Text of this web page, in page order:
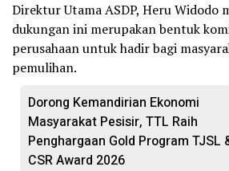
Direktur Utama ASDP, Heru Widodo
dukungan ini merupakan bentuk
perusahaan untuk hadir bagi
pemulihan.
Dorong Kemandirian Ekonomi
Masyarakat Pesisir, TTL Raih
Penghargaan Gold Program TJSL
CSR Award 2026